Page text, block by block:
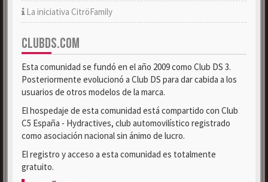
La iniciativa CitröFamily
CLUBDS.COM
Esta comunidad se fundó en el año 2009 como Club DS 3.
Posteriormente evolucionó a Club DS para dar cabida a los
usuarios de otros modelos de la marca.
El hospedaje de esta comunidad está compartido con Club
C5 España - Hydractives, club automovilístico registrado
como asociación nacional sin ánimo de lucro.
El registro y acceso a esta comunidad es totalmente
gratuito.